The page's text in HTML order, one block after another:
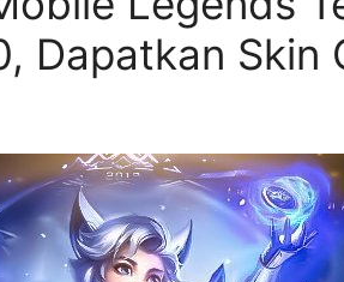
Dapatkan Skin